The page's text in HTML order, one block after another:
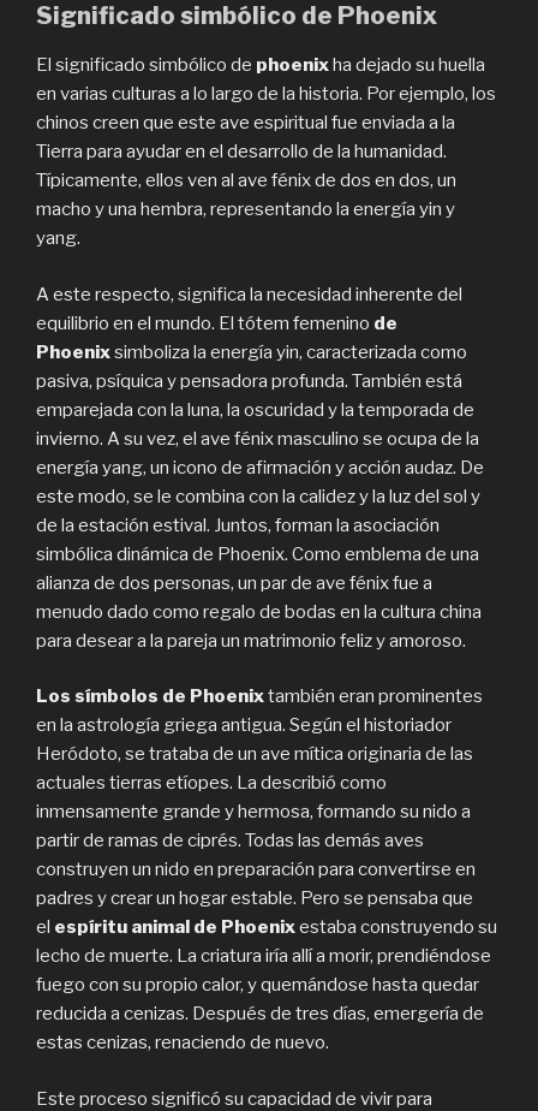
Significado simbólico de Phoenix
El significado simbólico de phoenixha dejado su huella
en varias culturas a lo largo de la historia. Por ejemplo, los
chinos creen que este ave espiritual fue enviada a la
Tierra para ayudar en el desarrollo de la humanidad.
Típicamente, ellos ven al ave fénix de dos en dos, un
macho y una hembra, representando la energía yin y
yang.
A este respecto, significa la necesidad inherente del
equilibrio en el mundo. El tótem femenino de
Phoenixsimboliza la energía yin, caracterizada como
pasiva, psíquica y pensadora profunda. También está
emparejada con la luna, la oscuridad y la temporada de
invierno. A su vez, el ave fénix masculino se ocupa de la
energía yang, un icono de afirmación y acción audaz. De
este modo, se le combina con la calidez y la luz del sol y
de la estación estival. Juntos, forman la asociación
simbólica dinámica de Phoenix. Como emblema de una
alianza de dos personas, un par de ave fénix fue a
menudo dado como regalo de bodas en la cultura china
para desear a la pareja un matrimonio feliz y amoroso.
Los símbolos de Phoenixtambién eran prominentes
en la astrología griega antigua. Según el historiador
Heródoto, se trataba de un ave mítica originaria de las
actuales tierras etíopes. La describió como
inmensamente grande y hermosa, formando su nido a
partir de ramas de ciprés. Todas las demás aves
construyen un nido en preparación para convertirse en
padres y crear un hogar estable. Pero se pensaba que
el espíritu animal de Phoenixestaba construyendo su
lecho de muerte. La criatura iría allí a morir, prendiéndose
fuego con su propio calor, y quemándose hasta quedar
reducida a cenizas. Después de tres días, emergería de
estas cenizas, renaciendo de nuevo.
Este proceso significó su capacidad de vivir para